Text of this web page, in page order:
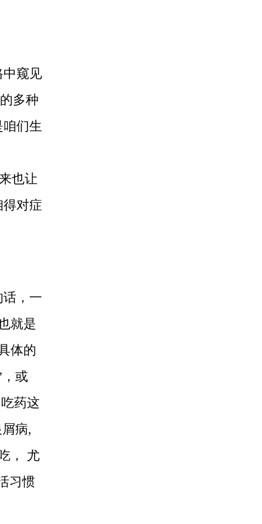
中窥见
多种
们生
也让
对症
，一
就是
体的
或
药这
病,
， 尤
习惯